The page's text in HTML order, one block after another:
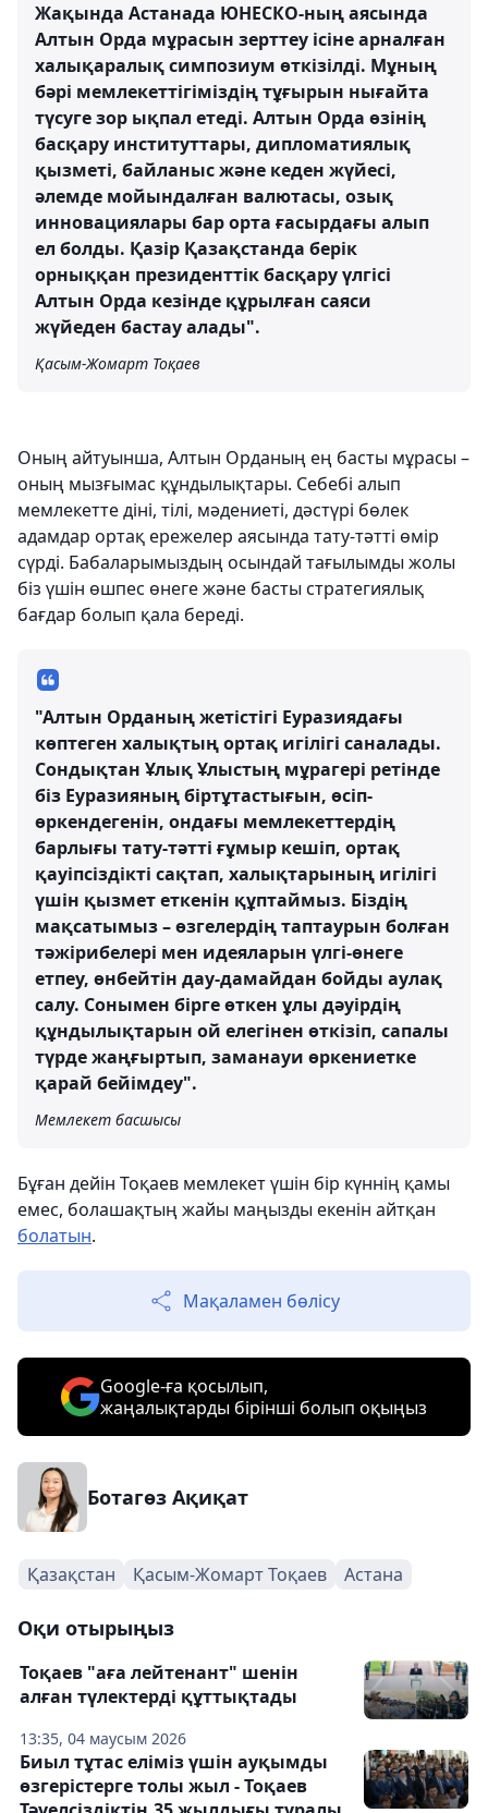
Жақында Астанада ЮНЕСКО-ның аясында
Алтын Орда мұрасын зерттеу ісіне арналған
халықаралық симпозиум өткізілді. Мұның
бәрі мемлекеттігіміздің тұғырын нығайта
түсуге зор ықпал етеді. Алтын Орда өзінің
басқару институттары, дипломатиялық
қызметі, байланыс және кеден жүйесі,
әлемде мойындалған валютасы, озық
инновациялары бар орта ғасырдағы алып
ел болды. Қазір Қазақстанда берік
орныққан президенттік басқару үлгісі
Алтын Орда кезінде құрылған саяси
жүйеден бастау алады".
Қасым-Жомарт Тоқаев
Оның айтуынша, Алтын Орданың ең басты мұрасы –
оның мызғымас құндылықтары. Себебі алып
мемлекетте діні, тілі, мәдениеті, дәстүрі бөлек
адамдар ортақ ережелер аясында тату-тәтті өмір
сүрді. Бабаларымыздың осындай тағылымды жолы
біз үшін өшпес өнеге және басты стратегиялық
бағдар болып қала береді.
"Алтын Орданың жетістігі Еуразиядағы
көптеген халықтың ортақ игілігі саналады.
Сондықтан Ұлық Ұлыстың мұрагері ретінде
біз Еуразияның біртұтастығын, өсіп-
өркендегенін, ондағы мемлекеттердің
барлығы тату-тәтті ғұмыр кешіп, ортақ
қауіпсіздікті сақтап, халықтарының игілігі
үшін қызмет еткенін құптаймыз. Біздің
мақсатымыз – өзгелердің таптаурын болған
тәжірибелері мен идеяларын үлгі-өнеге
етпеу, өнбейтін дау-дамайдан бойды аулақ
салу. Сонымен бірге өткен ұлы дәуірдің
құндылықтарын ой елегінен өткізіп, сапалы
түрде жаңғыртып, заманауи өркениетке
қарай бейімдеу".
Мемлекет басшысы
Бұған дейін Тоқаев мемлекет үшін бір күннің қамы
емес, болашақтың жайы маңызды екенін айтқан
болатын.
Мақаламен бөлісу
Google-ға қосылып,
жаңалықтарды бірінші болып оқыңыз
Ботагөз Ақиқат
Қазақстан Қасым-Жомарт Тоқаев Астана
Оқи отырыңыз
13:35, 04 маусым 2026
Тоқаев "аға лейтенант" шенін
алған түлектерді құттықтады
Биыл тұтас еліміз үшін ауқымды
өзгерістерге толы жыл - Тоқаев